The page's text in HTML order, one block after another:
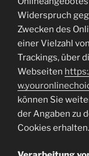
Widerspruch
Zwecken des
einer Vielzahl
Trackings, über
Webseiten
können Sie
der Angaben zu
Cookies erhalten.